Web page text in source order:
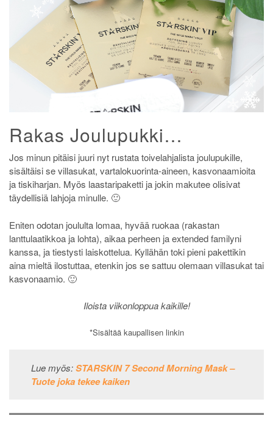
Rakas Joulupukki…
Jos minun pitäisi juuri nyt rustata toivelahjalista joulupukille,
sisältäisi se villasukat, vartalokuorinta-aineen, kasvonaamioita
ja tiskiharjan. Myös laastaripaketti ja jokin makutee olisivat
täydellisiä lahjoja minulle. 🙂
Eniten odotan joululta lomaa, hyvää ruokaa (rakastan
lanttulaatikkoa ja lohta), aikaa perheen ja extended familyni
kanssa, ja tiestysti laiskottelua. Kyllähän toki pieni pakettikin
aina mieltä ilostuttaa, etenkin jos se sattuu olemaan villasukat tai
kasvonaamio. 🙂
Iloista viikonloppua kaikille!
*Sisältää kaupallisen linkin
Lue myös:STARSKIN 7 Second Morning Mask –
Tuote joka tekee kaiken